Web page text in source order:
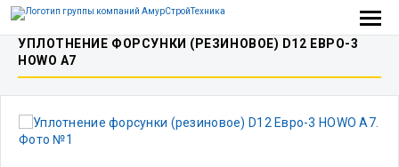
УПЛОТНЕНИЕ ФОРСУНКИ (РЕЗИНОВОЕ) D12 ЕВРО-3
HOWO A7